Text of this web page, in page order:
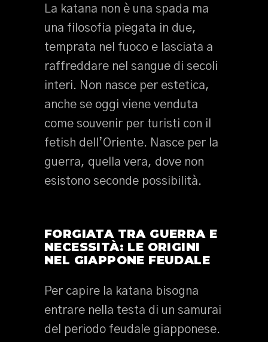
La katana non è una spada ma
una filosofia piegata in due,
temprata nel fuoco e lasciata a
raffreddare nel sangue di secoli
interi. Non nasce per estetica,
anche se oggi viene venduta
come souvenir per turisti con il
fetish dell’Oriente. Nasce per la
guerra, quella vera, dove non
esistono seconde possibilità.
FORGIATA TRA GUERRA E
NECESSITÀ: LE ORIGINI
NEL GIAPPONE FEUDALE
Per capire la katana bisogna
entrare nella testa di un samurai
del periodo feudale giapponese.